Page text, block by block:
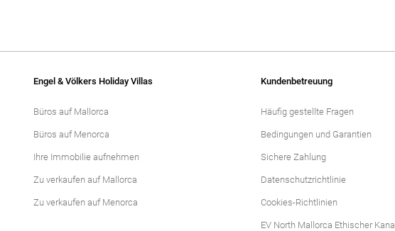
Engel & Völkers Holiday Villas
Büros auf Mallorca
Büros auf Menorca
Ihre Immobilie aufnehmen
Zu verkaufen auf Mallorca
Zu verkaufen auf Menorca
Kundenbetreuung
Häufig gestellte Fragen
Bedingungen und Garantien
Sichere Zahlung
Datenschutzrichtlinie
Cookies-Richtlinien
EV North Mallorca Ethischer Kanal